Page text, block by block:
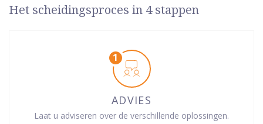
Het scheidingsproces in 4 stappen
ADVIES
Laat u adviseren over de verschillende oplossingen.